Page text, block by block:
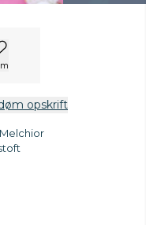
opskrift
Melchior